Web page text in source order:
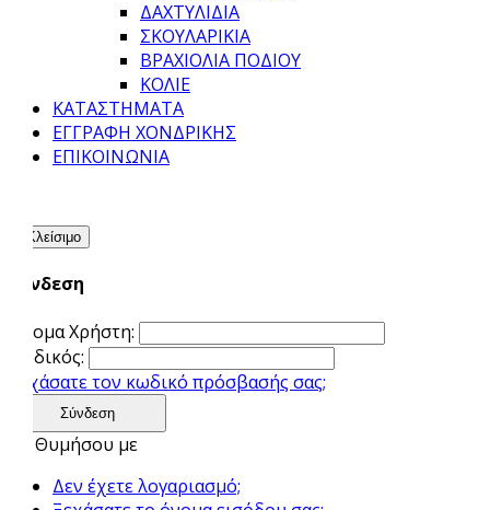
ΔΑΧΤΥΛΊΔΙΑ
ΣΚΟΥΛΑΡΊΚΙΑ
ΒΡΑΧΙΌΛΙΑ ΠΟΔΙΟΎ
ΚΟΛΙΈ
ΚΑΤΑΣΤΉΜΑΤΑ
ΕΓΓΡΑΦΉ ΧΟΝΔΡΙΚΉΣ
ΕΠΙΚΟΙΝΩΝΊΑ
Κλείσιμο
Σύνδεση
Όνομα Χρήστη:
Κωδικός:
Ξεχάσατε τον κωδικό πρόσβασής σας;
Σύνδεση
Θυμήσου με
Δεν έχετε λογαριασμό;